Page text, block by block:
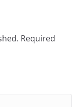
Required